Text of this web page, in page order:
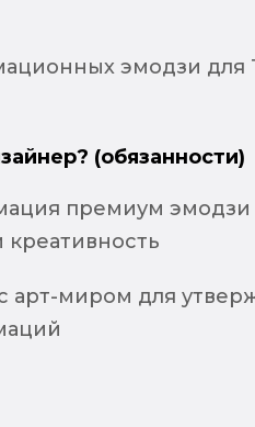
эмодзи для
(обязанности)
премиум эмодзи
креативность
арт-миром для